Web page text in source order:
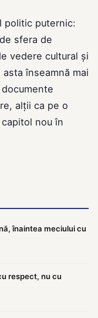
politic puternic:
sfera de
vedere cultural și
înseamnă mai
alții ca pe o
nou în
înaintea meciului cu
respect, nu cu